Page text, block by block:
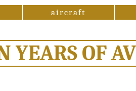
aircraft
YEARS OF